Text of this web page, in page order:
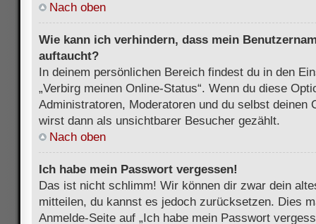
Nach oben
Wie kann ich verhindern, dass mein
auftaucht?
In deinem persönlichen Bereich findest du in den
„Verbirg meinen Online-Status“. Wenn du diese
Administratoren, Moderatoren und du selbst deinen
wirst dann als unsichtbarer Besucher gezählt.
Nach oben
Ich habe mein Passwort vergessen!
Das ist nicht schlimm! Wir können dir zwar dein
mitteilen, du kannst es jedoch zurücksetzen. Dies
Anmelde-Seite auf „Ich habe mein Passwort